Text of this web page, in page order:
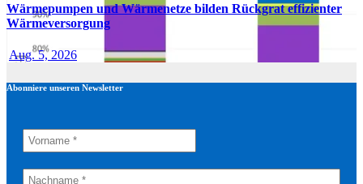
Wärmepumpen und Wärmenetze bilden Rückgrat effizienter
Wärmeversorgung
Aug. 5, 2026
Abonniere unseren Newsletter